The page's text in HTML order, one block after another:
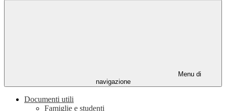
Menu di
navigazione
Documenti utili
Famiglie e studenti